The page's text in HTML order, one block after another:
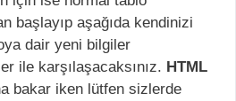
başlayıp aşağıda kendinizi
dair yeni bilgiler
ile karşılaşacaksınız. HTML
bakar iken lütfen sizlerde